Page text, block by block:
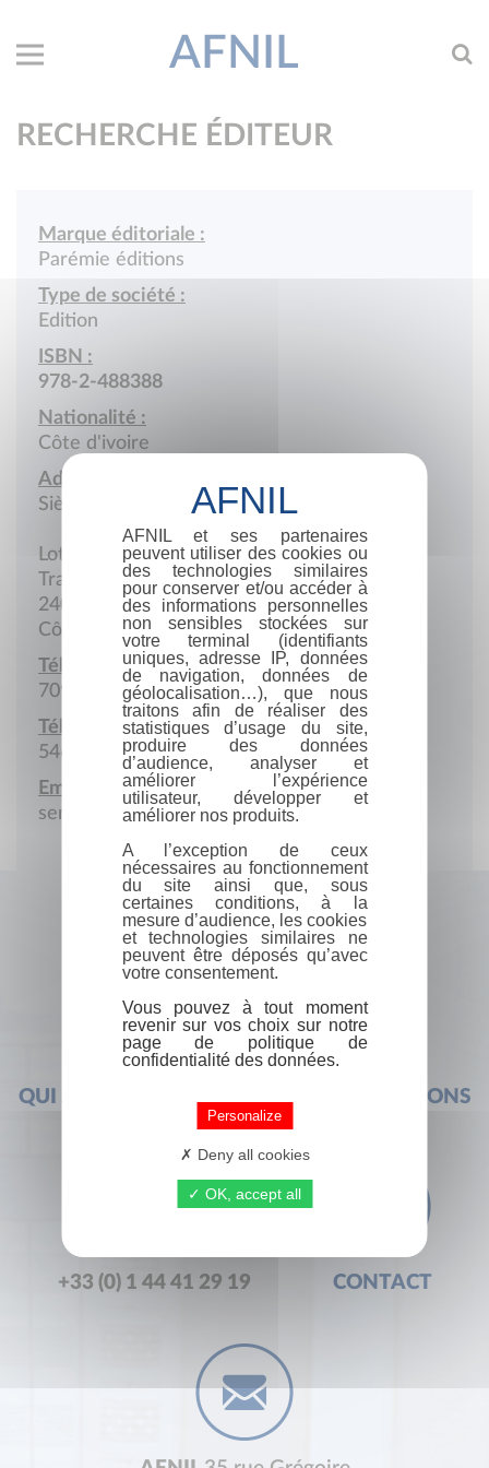
AFNIL
RECHERCHE ÉDITEUR
Marque éditoriale :
Parémie éditions
Type de société :
Edition
ISBN :
978-2-488388
Nationalité :
Côte d'ivoire
Adresse :
Siège social
Lot 2440, Ilôt 274
Traoré
240 Séguéla
Côte d'ivoire
Téléphone :
709 108 660
Téléphone portable :
546 393 603
Email :
senioblessing@gmail.com
QUI SOMMES-NOUS ? FOIRE AUX QUESTIONS
+33 (0) 1 44 41 29 19 CONTACT
AFNIL et ses partenaires
peuvent utiliser des cookies ou
des technologies similaires
pour conserver et/ou accéder à
des informations personnelles
non sensibles stockées sur
votre terminal (identifiants
uniques, adresse IP, données
de navigation, données de
géolocalisation…), que nous
traitons afin de réaliser des
statistiques d’usage du site,
produire des données
d’audience, analyser et
améliorer l’expérience
utilisateur, développer et
améliorer nos produits.
A l’exception de ceux
nécessaires au fonctionnement
du site ainsi que, sous
certaines conditions, à la
mesure d’audience, les cookies
et technologies similaires ne
peuvent être déposés qu’avec
votre consentement.
Vous pouvez à tout moment
revenir sur vos choix sur notre
page de politique de
confidentialité des données.
Personalize
Deny all cookies
OK, accept all